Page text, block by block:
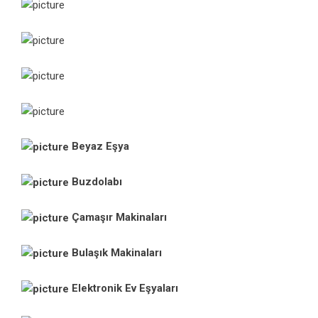
Beyaz Eşya
Buzdolabı
Çamaşır Makinaları
Bulaşık Makinaları
Elektronik Ev Eşyaları